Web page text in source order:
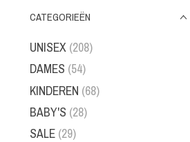
CATEGORIEËN
UNISEX (208)
DAMES (54)
KINDEREN (68)
BABY'S (28)
SALE (29)